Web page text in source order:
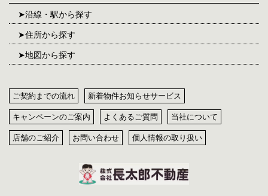
沿線・駅から探す
住所から探す
地図から探す
ご契約までの流れ 新着物件お知らせサービス
キャンペーンのご案内 よくあるご質問 当社について
店舗のご紹介 お問い合わせ 個人情報の取り扱い